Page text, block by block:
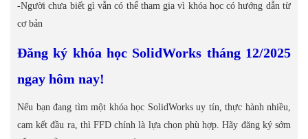
-Người chưa biết gì vẫn có thể tham gia vì khóa học có hướng dẫn từ
cơ bản
Đăng ký khóa học SolidWorks tháng 12/2025
ngay hôm nay!
Nếu bạn đang tìm một khóa học SolidWorks uy tín, thực hành nhiều,
cam kết đầu ra, thì FFD chính là lựa chọn phù hợp. Hãy đăng ký sớm